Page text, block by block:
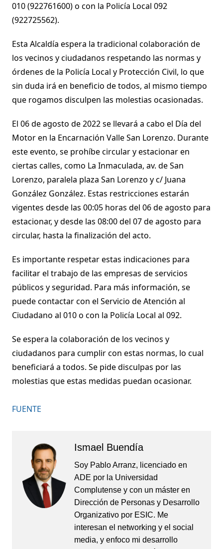
010 (922761600) o con la Policía Local 092
(922725562).
Esta Alcaldía espera la tradicional colaboración de
los vecinos y ciudadanos respetando las normas y
órdenes de la Policía Local y Protección Civil, lo que
sin duda irá en beneficio de todos, al mismo tiempo
que rogamos disculpen las molestias ocasionadas.
El 06 de agosto de 2022 se llevará a cabo el Día del
Motor en la Encarnación Valle San Lorenzo. Durante
este evento, se prohíbe circular y estacionar en
ciertas calles, como La Inmaculada, av. de San
Lorenzo, paralela plaza San Lorenzo y c/ Juana
González González. Estas restricciones estarán
vigentes desde las 00:05 horas del 06 de agosto para
estacionar, y desde las 08:00 del 07 de agosto para
circular, hasta la finalización del acto.
Es importante respetar estas indicaciones para
facilitar el trabajo de las empresas de servicios
públicos y seguridad. Para más información, se
puede contactar con el Servicio de Atención al
Ciudadano al 010 o con la Policía Local al 092.
Se espera la colaboración de los vecinos y
ciudadanos para cumplir con estas normas, lo cual
beneficiará a todos. Se pide disculpas por las
molestias que estas medidas puedan ocasionar.
FUENTE
Ismael Buendía
Soy Pablo Arranz, licenciado en
ADE por la Universidad
Complutense y con un máster en
Dirección de Personas y Desarrollo
Organizativo por ESIC. Me
interesan el networking y el social
media, y enfoco mi desarrollo